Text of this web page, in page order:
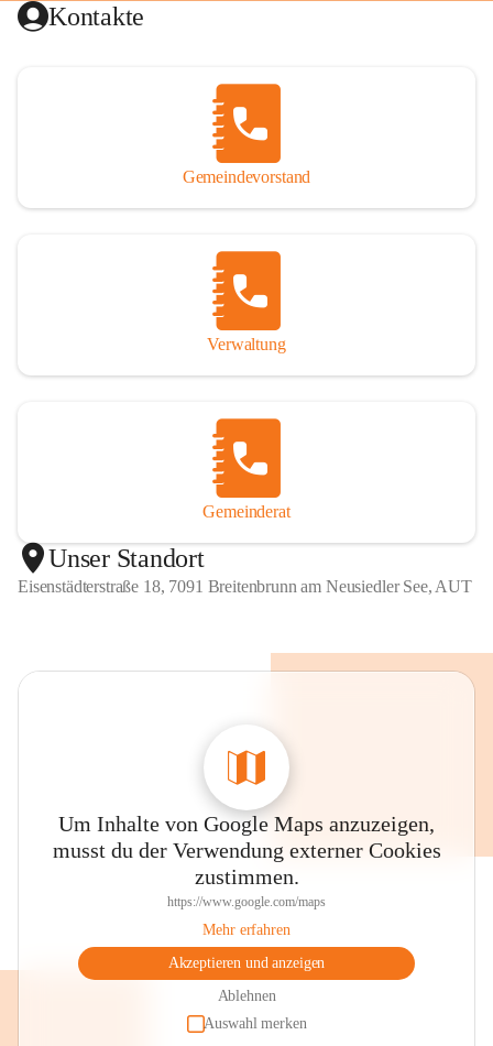
Kontakte
Gemeindevorstand
Verwaltung
Gemeinderat
Unser Standort
Eisenstädterstraße 18, 7091 Breitenbrunn am Neusiedler See, AUT
Um Inhalte von Google Maps anzuzeigen,
musst du der Verwendung externer Cookies
zustimmen.
https://www.google.com/maps
Mehr erfahren
Akzeptieren und anzeigen
Ablehnen
Auswahl merken